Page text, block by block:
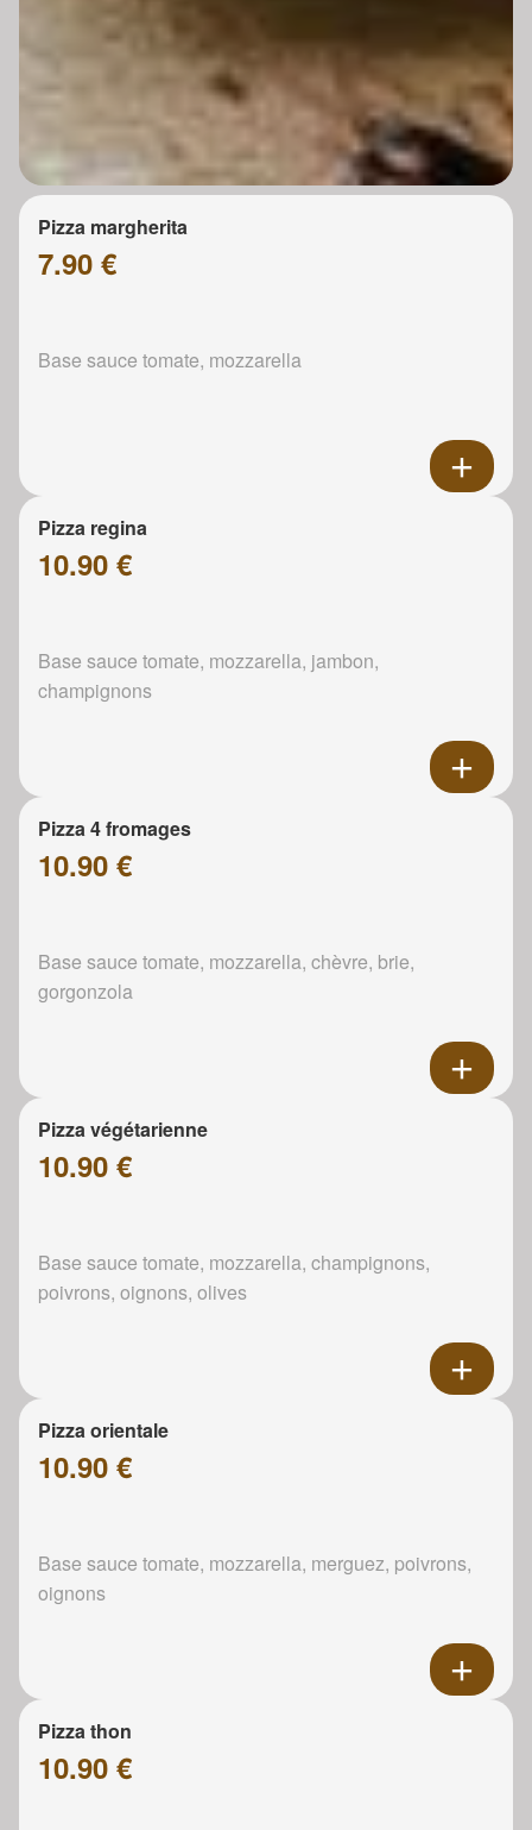
Pizza margherita
7.90 €
Base sauce tomate, mozzarella
Pizza regina
10.90 €
Base sauce tomate, mozzarella, jambon,
champignons
Pizza 4 fromages
10.90 €
Base sauce tomate, mozzarella, chèvre, brie,
gorgonzola
Pizza végétarienne
10.90 €
Base sauce tomate, mozzarella, champignons,
poivrons, oignons, olives
Pizza orientale
10.90 €
Base sauce tomate, mozzarella, merguez, poivrons,
oignons
Pizza thon
10.90 €